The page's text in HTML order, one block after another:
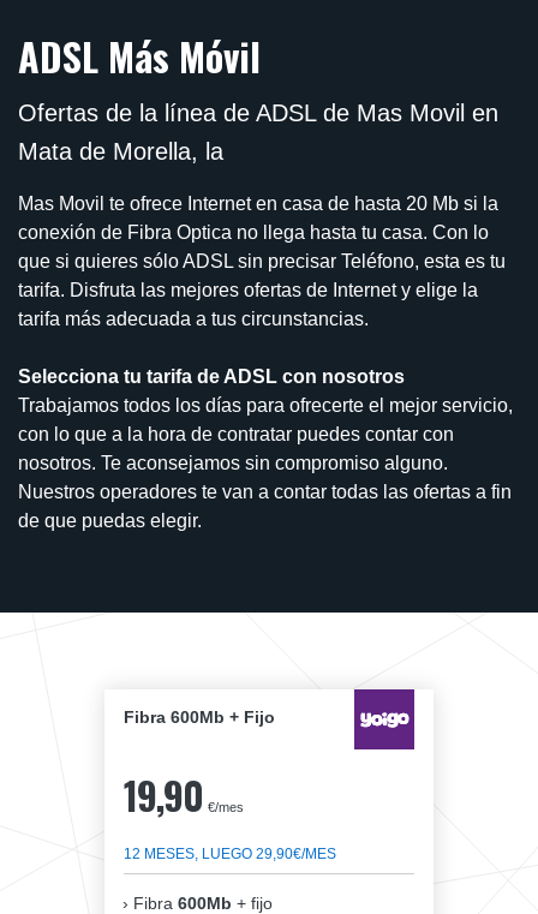
ADSL Más Móvil
Ofertas de la línea de ADSL de Mas Movil en
Mata de Morella, la
Mas Movil te ofrece Internet en casa de hasta 20 Mb si la
conexión de Fibra Optica no llega hasta tu casa. Con lo
que si quieres sólo ADSL sin precisar Teléfono, esta es tu
tarifa. Disfruta las mejores ofertas de Internet y elige la
tarifa más adecuada a tus circunstancias.
Selecciona tu tarifa de ADSL con nosotros
Trabajamos todos los días para ofrecerte el mejor servicio,
con lo que a la hora de contratar puedes contar con
nosotros. Te aconsejamos sin compromiso alguno.
Nuestros operadores te van a contar todas las ofertas a fin
de que puedas elegir.
Fibra 600Mb + Fijo
19,90 €/mes
12 MESES, LUEGO 29,90€/MES
Fibra 600Mb + fijo